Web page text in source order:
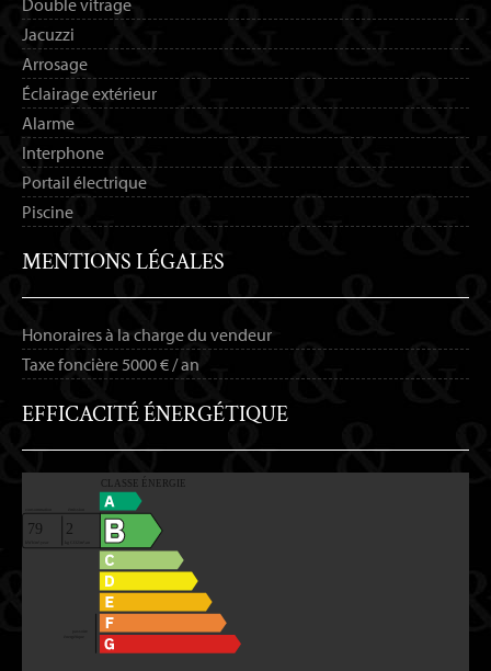
Double vitrage
Jacuzzi
Arrosage
Éclairage extérieur
Alarme
Interphone
Portail électrique
Piscine
MENTIONS LÉGALES
Honoraires à la charge du vendeur
Taxe foncière 5000 € / an
EFFICACITÉ ÉNERGÉTIQUE